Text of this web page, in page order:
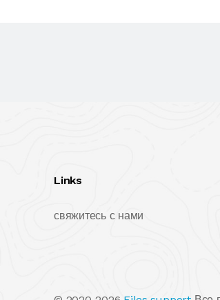
Links
свяжитесь с нами